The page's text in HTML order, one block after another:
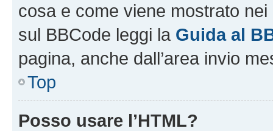
cosa e come viene mostrato
sul BBCode leggi la Guida al
pagina, anche dall’area invio
Top
Posso usare l’HTML?